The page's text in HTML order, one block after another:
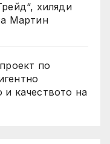
хиляди
Мартин
по
и качеството на